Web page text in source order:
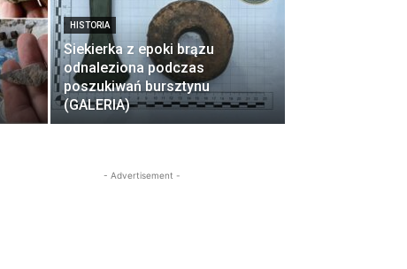
HISTORIA
Siekierka z epoki brązu
odnaleziona podczas
poszukiwań bursztynu
(GALERIA)
- Advertisement -